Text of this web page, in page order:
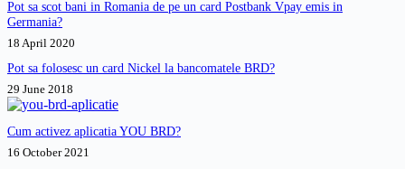
Pot sa scot bani in Romania de pe un card Postbank Vpay emis in
Germania?
18 April 2020
Pot sa folosesc un card Nickel la bancomatele BRD?
29 June 2018
Cum activez aplicatia YOU BRD?
16 October 2021